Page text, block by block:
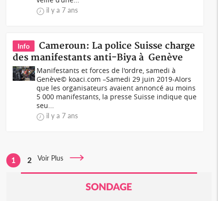
il y a 7 ans
Info
Cameroun: La police Suisse charge
des manifestants anti-Biya à Genève
Manifestants et forces de l'ordre, samedi à
Genève© koaci.com –Samedi 29 juin 2019-Alors
que les organisateurs avaient annoncé au moins
5 000 manifestants, la presse Suisse indique que
seu...
il y a 7 ans
1 2 Voir Plus
SONDAGE